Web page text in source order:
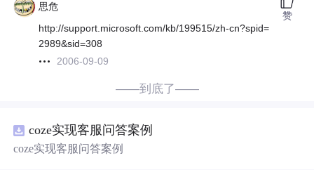
思危
http://support.microsoft.com/kb/199515/zh-cn?spid=
2989&sid=308
2006-09-09
赞
——到底了——
coze实现客服问答案例
coze实现客服问答案例